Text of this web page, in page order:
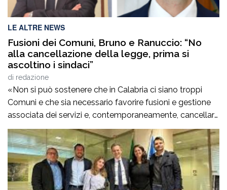
LE ALTRE NEWS
Fusioni dei Comuni, Bruno e Ranuccio: “No
alla cancellazione della legge, prima si
ascoltino i sindaci”
di redazione
«Non si può sostenere che in Calabria ci siano troppi
Comuni e che sia necessario favorire fusioni e gestione
associata dei servizi e, contemporaneamente, cancellare
la legge regionale che sostiene proprio questi processi.
Prima di procedere con l’abrogazione della legge 15 del
2006 occorre ascoltare i sindaci e valutare con
attenzione tutte le conseguenze che […]